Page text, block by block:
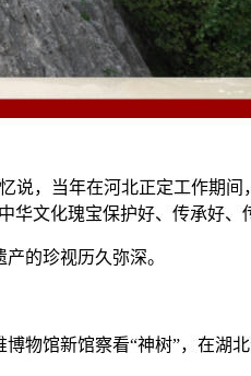
，当年在河北正定工作期
华文化瑰宝保护好、传承好、
的珍视历久弥深。
馆新馆察看“神树”，在湖